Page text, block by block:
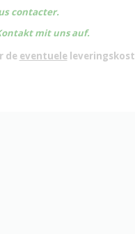
contacter.
mit uns auf.
de eventueleleveringskost